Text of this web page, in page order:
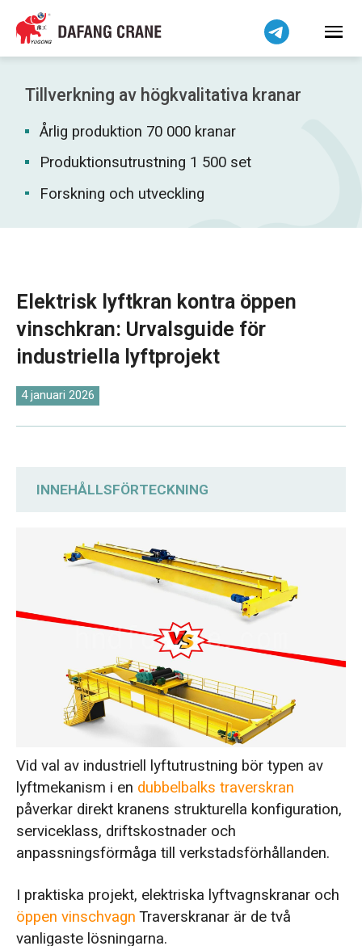
Tillverkning av högkvalitativa kranar
Årlig produktion 70 000 kranar
Produktionsutrustning 1 500 set
Forskning och utveckling
Elektrisk lyftkran kontra öppen
vinschkran: Urvalsguide för
industriella lyftprojekt
4 januari 2026
INNEHÅLLSFÖRTECKNING
Jämförelse av lyftmekanismer: Elektrisk
lyftvagn vs. öppen vinschvagn
Prisjämförelse: Kostnadsskillnader under
samma specifikationer
Jämförelse av övergripande pris och
prestanda
Slutsats om urval
Vid val av industriell lyftutrustning bör typen av
lyftmekanism i en dubbelbalks traverskran
påverkar direkt kranens strukturella konfiguration,
serviceklass, driftskostnader och
anpassningsförmåga till verkstadsförhållanden.
I praktiska projekt, elektriska lyftvagnskranar och
öppen vinschvagnTraverskranar är de två
vanligaste lösningarna.
Bahasa Indonesia
Bahasa Melayu
Tiếng Việt
简体中文
فارسی
Pilipino
اردو
Kiswahili
Dansk
Norsk
O‘zbekcha